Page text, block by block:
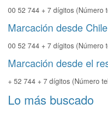
00 52 744 + 7 dígitos (Número
Marcación desde
00 52 744 + 7 dígitos (Número
Marcación desde el
+ 52 744 + 7 dígitos (Número
Lo más buscado